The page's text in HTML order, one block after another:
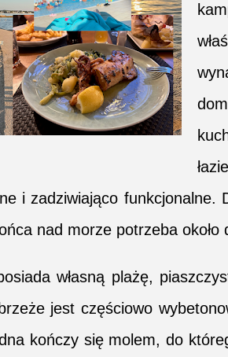
i zadziwiająco funkcjonalne.
nad morze potrzeba około
własną plażę,
jest częściowo
kończy się molem, do